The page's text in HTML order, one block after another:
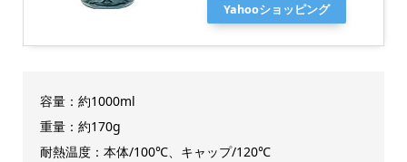
Yahooショッピング
容量：約1000ml
重量：約170g
耐熱温度：本体/100℃、キャップ/120℃